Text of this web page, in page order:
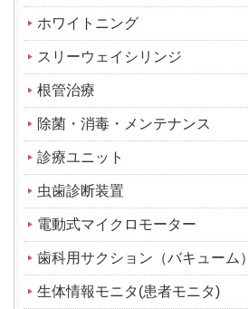
ホワイトニング
スリーウェイシリンジ
根管治療
除菌・消毒・メンテナンス
診療ユニット
虫歯診断装置
電動式マイクロモーター
歯科用サクション（バキューム）
生体情報モニタ(患者モニタ)